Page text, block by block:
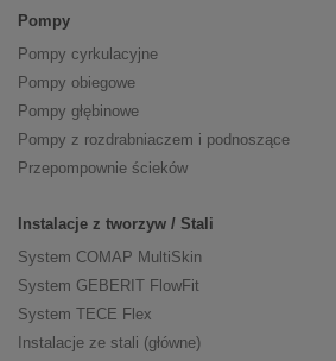
Pompy
Pompy cyrkulacyjne
Pompy obiegowe
Pompy głębinowe
Pompy z rozdrabniaczem i podnoszące
Przepompownie ścieków
Instalacje z tworzyw / Stali
System COMAP MultiSkin
System GEBERIT FlowFit
System TECE Flex
Instalacje ze stali (główne)